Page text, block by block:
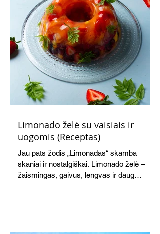
Limonado želė su vaisiais ir
uogomis (Receptas)
Jau pats žodis „Limonadas“ skamba
skaniai ir nostalgiškai. Limonado želė –
žaismingas, gaivus, lengvas ir daug